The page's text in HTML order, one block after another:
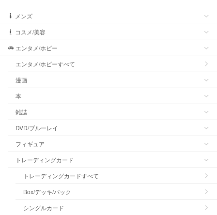
メンズ
コスメ/美容
エンタメ/ホビー
エンタメ/ホビーすべて
漫画
本
雑誌
DVD/ブルーレイ
フィギュア
トレーディングカード
トレーディングカードすべて
Box/デッキ/パック
シングルカード